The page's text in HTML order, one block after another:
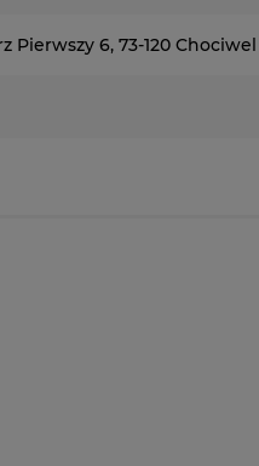
Pierwszy 6, 73-120 Chociwel